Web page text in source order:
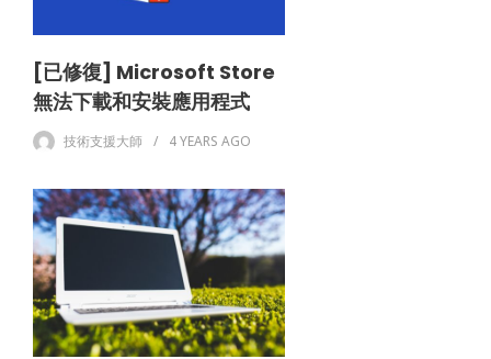
[已修復] Microsoft Store
無法下載和安裝應用程式
技術支援大師 4 YEARS AGO